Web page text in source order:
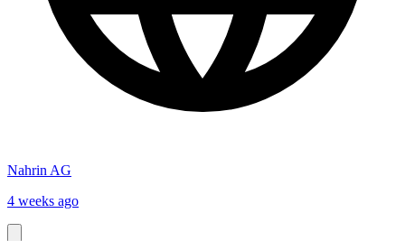
Nahrin AG
4 weeks ago